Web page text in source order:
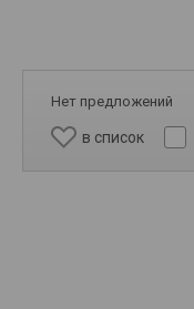
Нет предложений
в список